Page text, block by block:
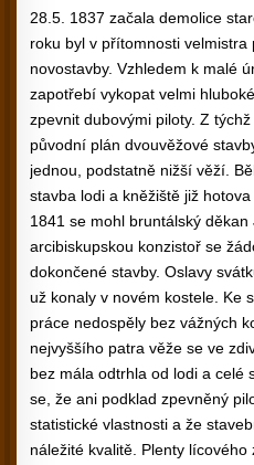
28.5. 1837 začala demolice
roku byl v přítomnosti
novostavby. Vzhledem k malé
zapotřebí vykopat velmi
zpevnit dubovými piloty. Z
původní plán dvouvěžové
jednou, podstatně nižší věží.
stavba lodi a kněžiště již
1841 se mohl bruntálský
arcibiskupskou konzistoř se
dokončené stavby. Oslavy
už konaly v novém kostele. Ke
práce nedospěly bez vážných
nejvyššího patra věže se ve
bez mála odtrhla od lodi a celé
se, že ani podklad zpevněný
statistické vlastnosti a že
náležité kvalitě. Plenty